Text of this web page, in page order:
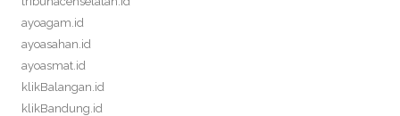
ayoagam.id
ayoasahan.id
ayoasmat.id
klikBalangan.id
klikBandung.id